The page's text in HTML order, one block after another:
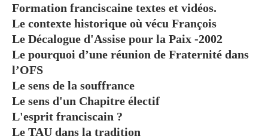
Formation franciscaine textes et vidéos.
Le contexte historique où vécu François
Le Décalogue d'Assise pour la Paix -2002
Le pourquoi d’une réunion de Fraternité dans
l’OFS
Le sens de la souffrance
Le sens d'un Chapitre électif
L'esprit franciscain ?
Le TAU dans la tradition